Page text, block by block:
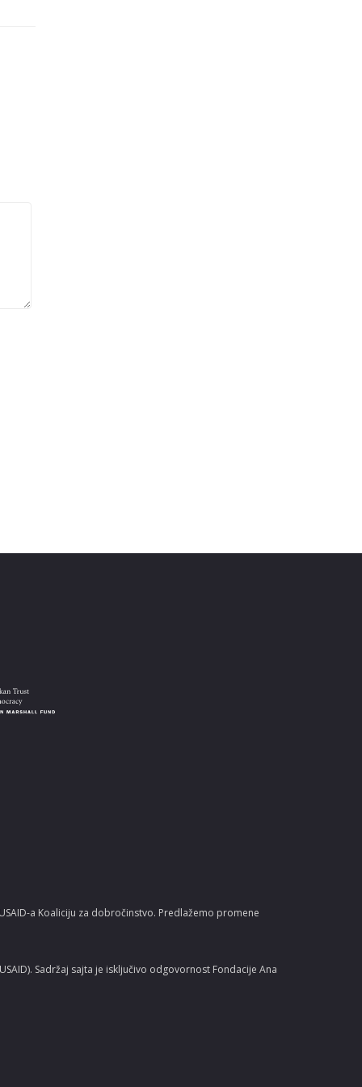
a Koaliciju za dobročinstvo. Predlažemo promene
Sadržaj sajta je isključivo odgovornost Fondacije Ana